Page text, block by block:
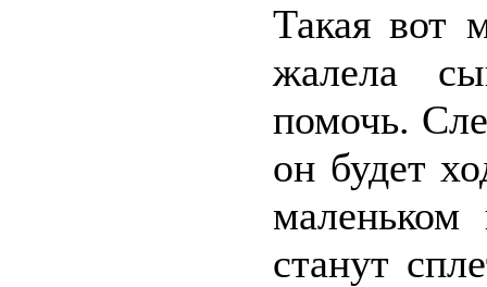
Такая вот
жалела
помочь.
он будет
маленьком
станут